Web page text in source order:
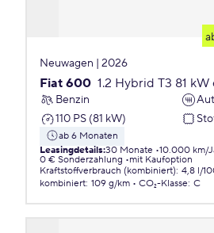
Neuwagen | 2026
Fiat 600 1.2 Hybrid T3 81
Benzin
110 PS (81 kW)
ab 6 Monaten
Leasingdetails:30 Monate 10.000 km/
0 € Sonderzahlung
mit Kaufoption
Kraftstoffverbrauch (kombiniert): 4,8 l/
kombiniert: 109 g/km CO₂-Klasse: C